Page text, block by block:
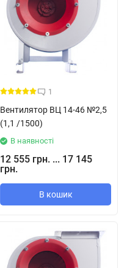
1
Вентилятор ВЦ 14-46 №2,5
(1,1 /1500)
В наявності
12 555 грн. ... 17 145
грн.
В кошик